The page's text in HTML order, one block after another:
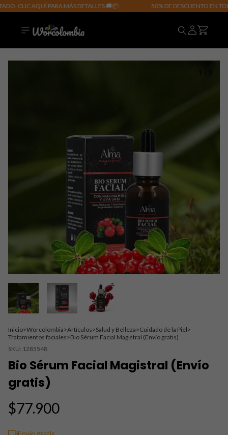
CLIC AQUÍ PARA MÁS DETALLES 🚚📦 50% DE DESCUENTO EN
Inicio>Worcolombia>Artículos>Salud y Belleza>Cuidado de la Piel>
Tratamientos faciales>Bio Sérum Facial Magistral (Envío gratis)
SKU: 1285548
Bio Sérum Facial Magistral (Envío
gratis)
$77.900